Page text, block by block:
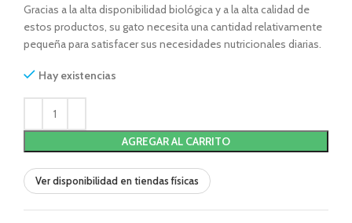
Gracias a la alta disponibilidad biológica y a la alta calidad de
estos productos, su gato necesita una cantidad relativamente
pequeña para satisfacer sus necesidades nutricionales diarias.
Hay existencias
AGREGAR AL CARRITO
Ver disponibilidad en tiendas físicas